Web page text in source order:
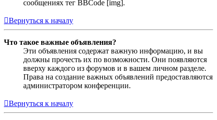
сообщениях тег BBCode [img].
Вернуться к началу
Что такое важные объявления?
Эти объявления содержат важную информацию, и вы
должны прочесть их по возможности. Они появляются
вверху каждого из форумов и в вашем личном разделе.
Права на создание важных объявлений предоставляются
администратором конференции.
Вернуться к началу